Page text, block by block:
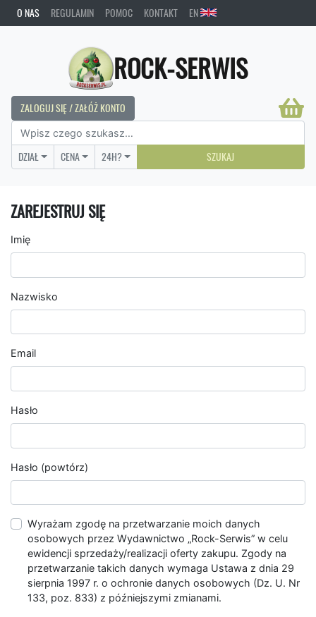
O NAS REGULAMIN POMOC KONTAKT EN
ROCK-SERWIS
ZALOGUJ SIĘ / ZAŁÓŻ KONTO
DZIAŁ CENA 24H? SZUKAJ
ZAREJESTRUJ SIĘ
Imię
Nazwisko
Email
Hasło
Hasło (powtórz)
Wyrażam zgodę na przetwarzanie moich danych
osobowych przez Wydawnictwo „Rock-Serwis” w celu
ewidencji sprzedaży/realizacji oferty zakupu. Zgody na
przetwarzanie takich danych wymaga Ustawa z dnia 29
sierpnia 1997 r. o ochronie danych osobowych (Dz. U. Nr
133, poz. 833) z późniejszymi zmianami.